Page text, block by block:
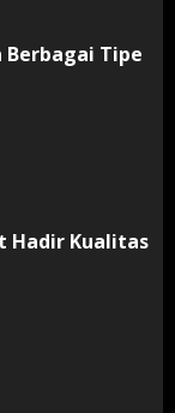
Berbagai Tipe
Hadir Kualitas